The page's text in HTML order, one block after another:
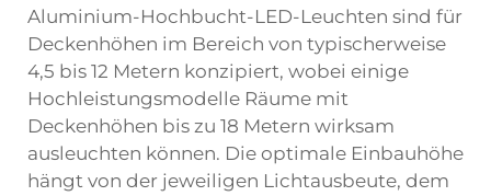
Aluminium-Hochbucht-LED-Leuchten sind für
Deckenhöhen im Bereich von typischerweise
4,5 bis 12 Metern konzipiert, wobei einige
Hochleistungsmodelle Räume mit
Deckenhöhen bis zu 18 Metern wirksam
ausleuchten können. Die optimale Einbauhöhe
hängt von der jeweiligen Lichtausbeute, dem